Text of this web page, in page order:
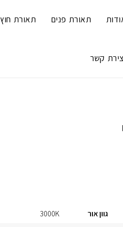
תאורת פנים תאורת חוץ
קשר
גוון אור
3000K